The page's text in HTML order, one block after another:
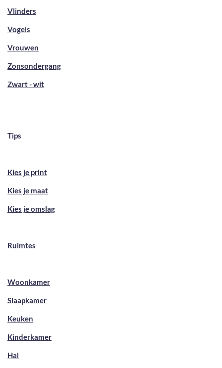
Vlinders
Vogels
Vrouwen
Zonsondergang
Zwart - wit
Tips
Kies je print
Kies je maat
Kies je omslag
Ruimtes
Woonkamer
Slaapkamer
Keuken
Kinderkamer
Hal